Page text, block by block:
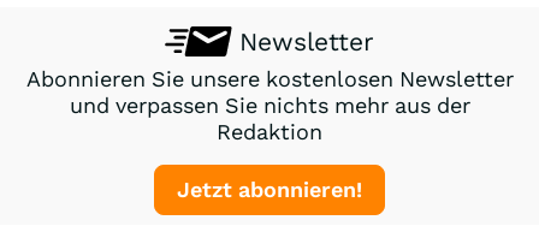
Newsletter
Abonnieren Sie unsere kostenlosen Newsletter
und verpassen Sie nichts mehr aus der
Redaktion
Jetzt abonnieren!